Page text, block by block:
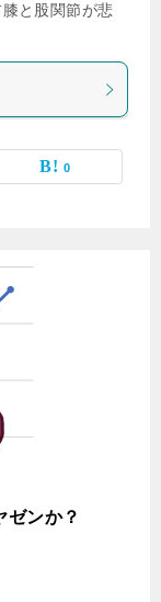
と股関節が悲
0
ゼンか？